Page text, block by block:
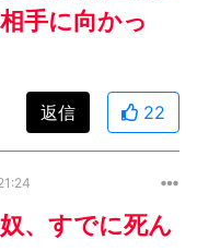
手に向かっ
返信 22
、すでに死ん